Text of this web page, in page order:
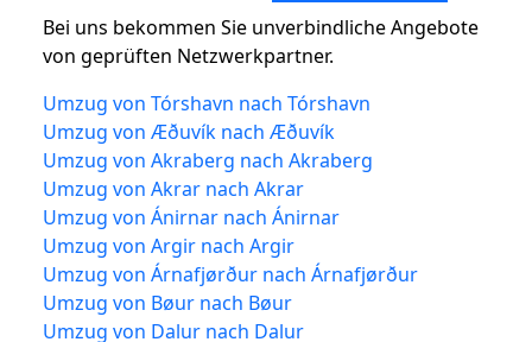
Bei uns bekommen Sie unverbindliche Angebote
von geprüften Netzwerkpartner.
Umzug von Tórshavn nach Tórshavn
Umzug von Æðuvík nach Æðuvík
Umzug von Akraberg nach Akraberg
Umzug von Akrar nach Akrar
Umzug von Ánirnar nach Ánirnar
Umzug von Argir nach Argir
Umzug von Árnafjørður nach Árnafjørður
Umzug von Bøur nach Bøur
Umzug von Dalur nach Dalur